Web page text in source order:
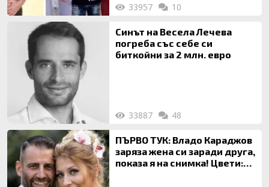
33957 10
Синът на Весела Лечева
погреба със себе си
биткойни за 2 млн. евро
33887 48
ПЪРВО ТУК: Владо Караджов
заряза жена си заради друга,
показа я на снимка! Цвети: